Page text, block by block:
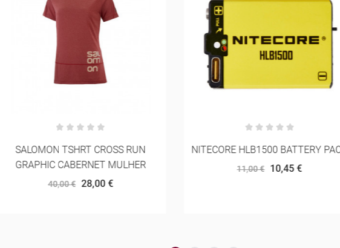
NITECORE HLB1500 BATTERY PACK
11,00 € 10,45 €
SAUCONY XODUS
170,00 € 161,50 €